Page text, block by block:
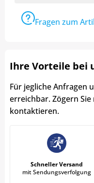
Fragen zum
Ihre Vorteile bei
Für jegliche Anfragen
erreichbar. Zögern
kontaktieren.
Schneller Versand
mit Sendungsverfolgung